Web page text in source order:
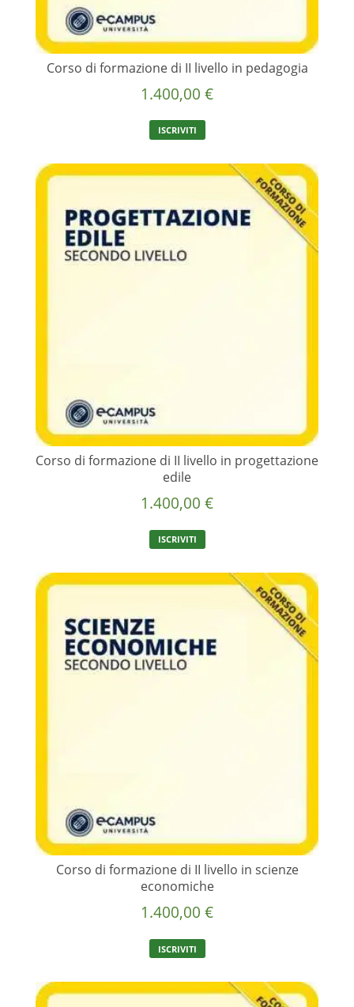
Corso di formazione di II livello in pedagogia
1.400,00 €
ISCRIVITI
Corso di formazione di II livello in progettazione
edile
1.400,00 €
ISCRIVITI
Corso di formazione di II livello in scienze
economiche
1.400,00 €
ISCRIVITI